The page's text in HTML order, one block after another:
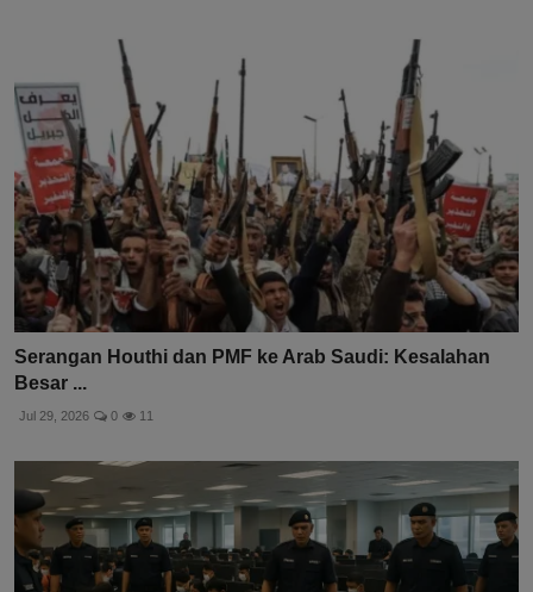
Serangan Houthi dan PMF ke Arab Saudi: Kesalahan
Besar ...
Jul 29, 2026 0 11